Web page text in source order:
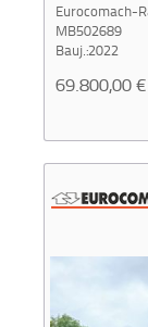
Eurocomach-
MB502689
Bauj.:2022
69.800,00€